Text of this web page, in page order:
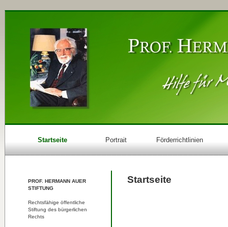
Startseite Portrait Förderrichtlinien
PROF. HERMANN AUER
STIFTUNG
Rechtsfähige öffentliche
Stiftung des bürgerlichen
Rechts
Startseite